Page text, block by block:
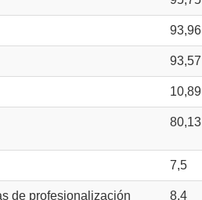
93,96
93,57
10,89
80,13
7,5
de profesionalización 8,4